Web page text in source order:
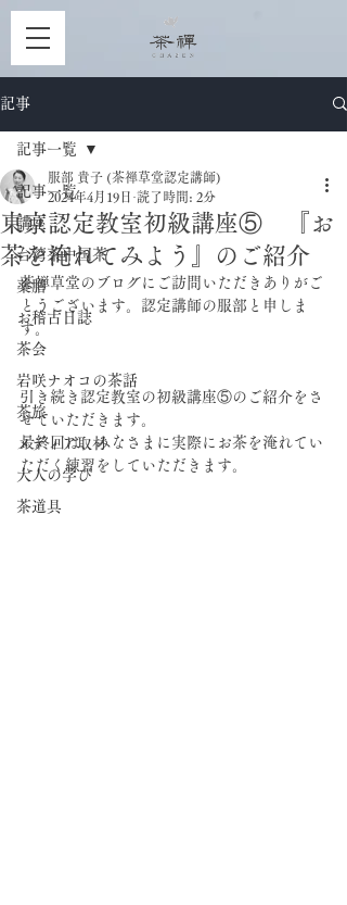
記事
記事一覧
講座
台湾茶中国茶
薬膳
お稽古日誌
茶会
岩咲ナオコの茶話
茶旅
メディア取材
大人の学び
茶道具
記事一覧
東京認定教室初級講座⑤ 『お
茶を淹れてみよう』のご紹介
服部 貴子 (茶禅草堂認定講師)
2024年4月19日 読了時間: 2分
茶禅草堂のブログにご訪問いただきありがご
とうございます。認定講師の服部と申しま
す。
引き続き認定教室の初級講座⑤のご紹介をさ
せていただきます。
最終回は、みなさまに実際にお茶を淹れてい
ただく練習をしていただきます。